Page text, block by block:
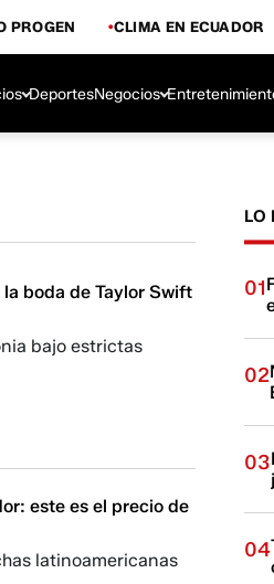
PROGEN CLIMA EN ECUADOR
DeportesNegocios
boda de Taylor Swift
bajo estrictas
este es el precio de
latinoamericanas
LO
01
02
03
04